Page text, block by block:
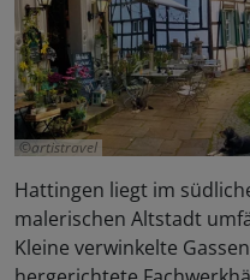
artistravel
Hattingen liegt im
malerischen Altstadt
Kleine verwinkelte